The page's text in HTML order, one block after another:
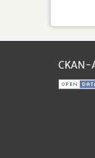
CKAN-